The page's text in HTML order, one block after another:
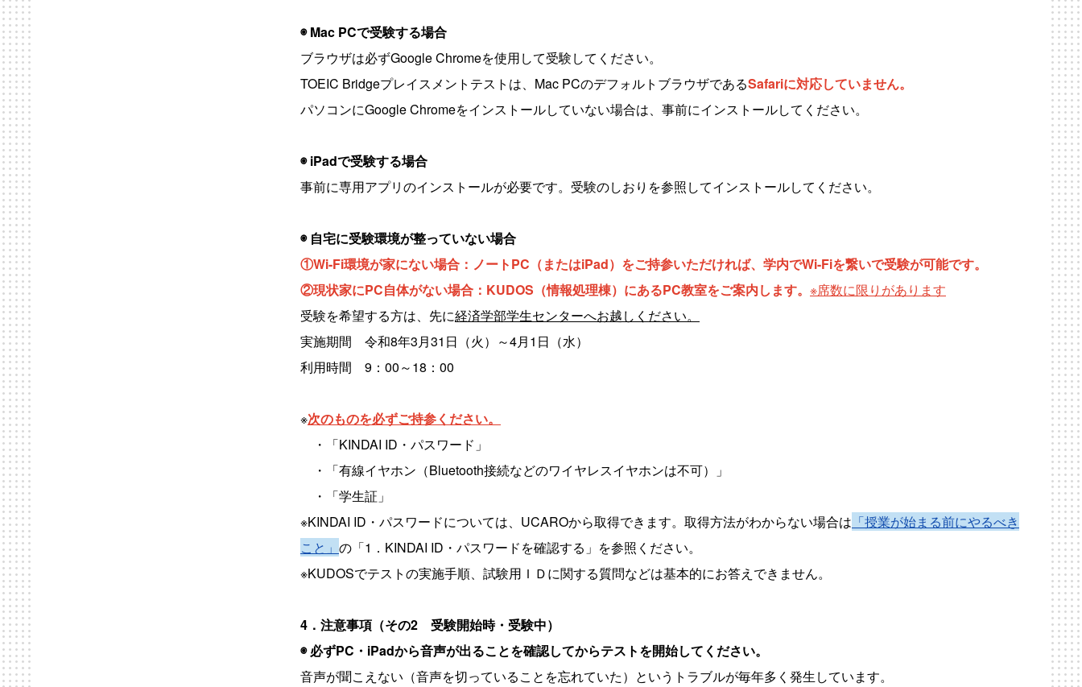
◉ Mac PCで受験する場合
ブラウザは必ずGoogle Chromeを使用して受験してください。
TOEIC Bridgeプレイスメントテストは、Mac PCのデフォルトブラウザであるSafariに対応していません。
パソコンにGoogle Chromeをインストールしていない場合は、事前にインストールしてください。
◉ iPadで受験する場合
事前に専用アプリのインストールが必要です。受験のしおりを参照してインストールしてください。
◉ 自宅に受験環境が整っていない場合
①Wi-Fi環境が家にない場合：ノートPC（またはiPad）をご持参いただければ、学内でWi-Fiを繋いで受験が可能です。
②現状家にPC自体がない場合：KUDOS（情報処理棟）にあるPC教室をご案内します。 ※席数に限りがあります
受験を希望する方は、先に経済学部学生センターへお越しください。
実施期間 令和8年3月31日（火）～4月1日（水）
利用時間 9：00～18：00
※次のものを必ずご持参ください。
・「KINDAI ID・パスワード」
・「有線イヤホン（Bluetooth接続などのワイヤレスイヤホンは不可）」
・「学生証」
※KINDAI ID・パスワードについては、UCAROから取得できます。取得方法がわからない場合は 「授業が始まる前にやるべき
こと」 の「1．KINDAI ID・パスワードを確認する」を参照ください。
※KUDOSでテストの実施手順、試験用ＩＤに関する質問などは基本的にお答えできません。
4．注意事項（その2 受験開始時・受験中）
◉ 必ずPC ・ iPadから音声が出ることを確認してからテストを開始してください。
音声が聞こえない（音声を切っていることを忘れていた）というトラブルが毎年多く発生しています。